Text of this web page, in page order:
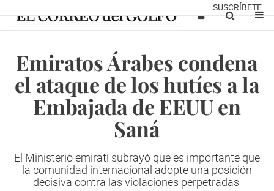
SUSCRÍBETE
Emiratos Árabes condena
el ataque de los hutíes a la
Embajada de EEUU en
Saná
El Ministerio emiratí subrayó que es importante que
la comunidad internacional adopte una posición
decisiva contra las violaciones perpetradas